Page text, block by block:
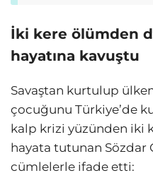
İki kere ölümden
hayatına kavuştu
Savaştan kurtulup
çocuğunu Türkiye’de
kalp krizi yüzünden iki
hayata tutunan Sözdar
cümlelerle ifade etti: